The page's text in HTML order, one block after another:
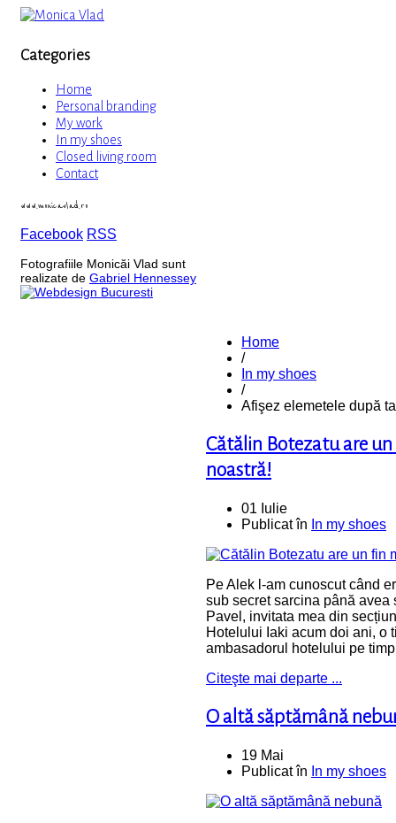
Categories
Home
Personal branding
My work
In my shoes
Closed living room
Contact
www.monicavlad.ro
Facebook RSS
Fotografiile Monicăi Vlad sunt
realizate de Gabriel Hennessey
Home
/
In my shoes
/
Afişez elemetele după
Cătălin Botezatu are
noastră!
01 Iulie
Publicat în In my shoes
Pe Alek l-am cunoscut când
sub secret sarcina până
Pavel, invitata mea din
Hotelului Iaki acum doi ani, o
ambasadorul hotelului pe
Citeşte mai departe ...
O altă săptămână
19 Mai
Publicat în In my shoes